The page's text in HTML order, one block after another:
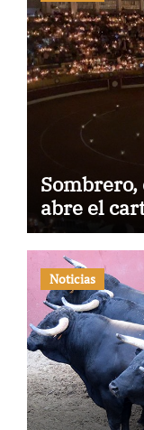
Sombrero,
abre el
Noticias